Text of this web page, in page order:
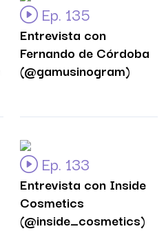
Ep. 135
Entrevista con
Fernando de Córdoba
(@gamusinogram)
Ep. 133
Entrevista con Inside
Cosmetics
(@inside_cosmetics)